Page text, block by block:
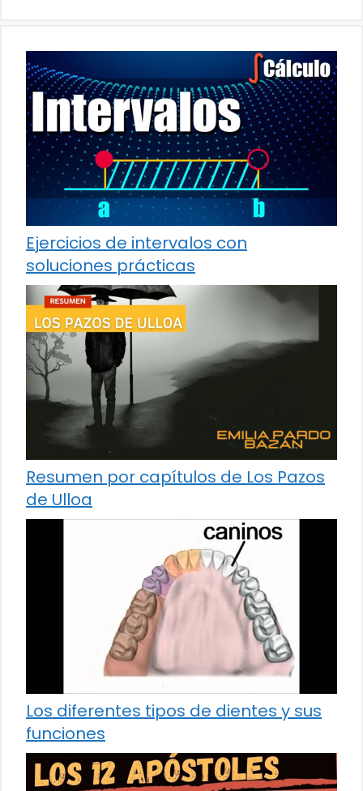
Ejercicios de intervalos con
soluciones prácticas
Resumen por capítulos de Los Pazos
de Ulloa
Los diferentes tipos de dientes y sus
funciones